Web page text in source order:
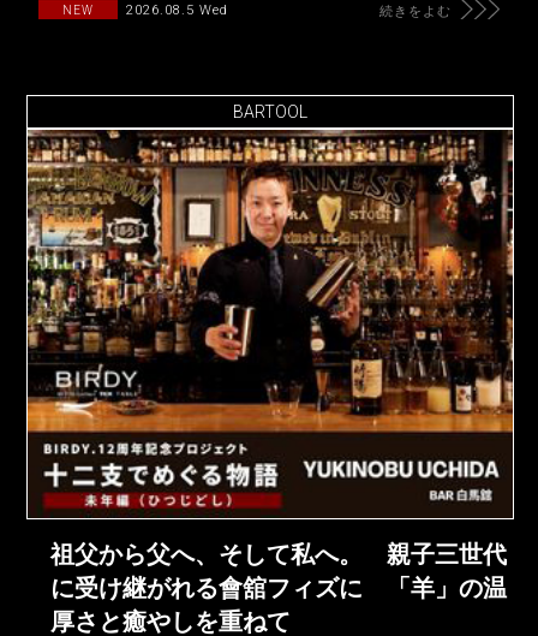
NEW 2026.08.5 Wed 続きをよむ
BARTOOL
祖父から父へ、そして私へ。 親子三世代
に受け継がれる會舘フィズに 「羊」の温
厚さと癒やしを重ねて